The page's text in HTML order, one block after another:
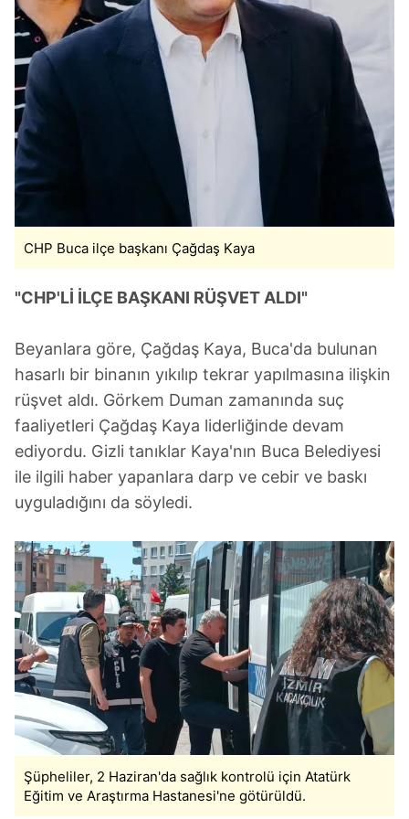
Çerezlere ilişkin tercihlerinizi aşağıda yer alan panel
vasıtasıyla belirleyebilirsiniz. Çerezlere ilişkin detaylı bilgi
için Ayarlar butonuna tıklayabilir,
Çerez Bilgilendirme
Metnimizi
ziyaret edebilirsiniz.
6698 sayılı Kişisel Verilerin Korunması Kanunu uyarınca
hazırlanmış Aydınlatma Metnimizi okumak ve sitemizde
ilgili mevzuata uygun olarak kullanılan çerezlerle ilgili bilgi
almak için lütfen
.
CHP Buca ilçe başkanı Çağdaş Kaya
"CHP'Lİ İLÇE BAŞKANI RÜŞVET ALDI"
Beyanlara göre, Çağdaş Kaya, Buca'da bulunan
hasarlı bir binanın yıkılıp tekrar yapılmasına ilişkin
rüşvet aldı. Görkem Duman zamanında suç
faaliyetleri Çağdaş Kaya liderliğinde devam
ediyordu. Gizli tanıklar Kaya'nın Buca Belediyesi
ile ilgili haber yapanlara darp ve cebir ve baskı
uyguladığını da söyledi.
Şüpheliler, 2 Haziran'da sağlık kontrolü için Atatürk
Eğitim ve Araştırma Hastanesi'ne götürüldü.